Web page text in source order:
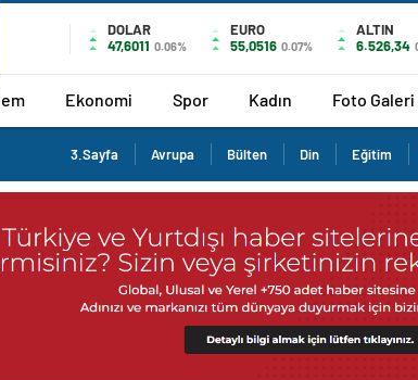
DOLAR
47,6011 0.06%
EURO
55,0516 0.07%
ALTIN
6.526,34
Ekonomi Spor Kadın Foto Galeri
3.Sayfa Avrupa Bülten Din Eğitim